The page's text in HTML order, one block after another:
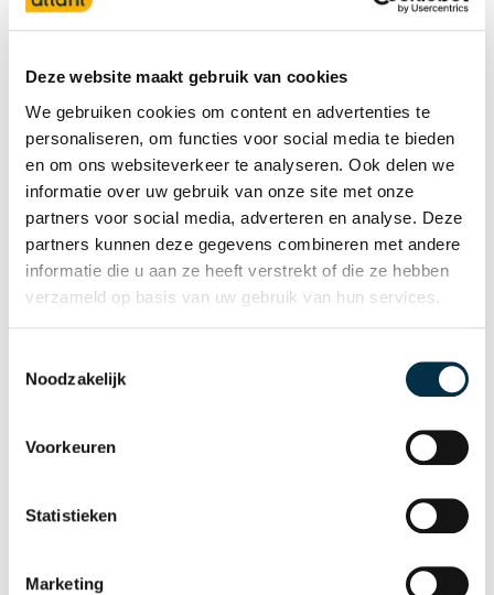
Deze website maakt gebruik van cookies
We gebruiken cookies om content en advertenties te
personaliseren, om functies voor social media te bieden
en om ons websiteverkeer te analyseren. Ook delen we
informatie over uw gebruik van onze site met onze
partners voor social media, adverteren en analyse. Deze
partners kunnen deze gegevens combineren met andere
informatie die u aan ze heeft verstrekt of die ze hebben
verzameld op basis van uw gebruik van hun services.
Noodzakelijk
Voorkeuren
Statistieken
Marketing
Handleiding voor
Lees meer